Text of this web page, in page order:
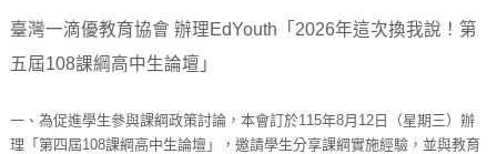
臺灣一滴優教育協會 辦理EdYouth「2026年這次換我說！第
五屆108課綱高中生論壇」
一、為促進學生參與課綱政策討論，本會訂於115年8月12日（星期三）辦
理「第四屆108課綱高中生論壇」，邀請學生分享課綱實施經驗，並與教育